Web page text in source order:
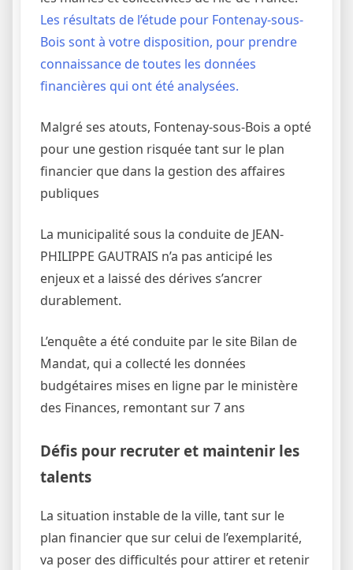
Les résultats de l’étude pour Fontenay-sous-
Bois sont à votre disposition, pour prendre
connaissance de toutes les données
financières qui ont été analysées.
Malgré ses atouts, Fontenay-sous-Bois a opté
pour une gestion risquée tant sur le plan
financier que dans la gestion des affaires
publiques
La municipalité sous la conduite de JEAN-
PHILIPPE GAUTRAIS n’a pas anticipé les
enjeux et a laissé des dérives s’ancrer
durablement.
L’enquête a été conduite par le site Bilan de
Mandat, qui a collecté les données
budgétaires mises en ligne par le ministère
des Finances, remontant sur 7 ans
Défis pour recruter et maintenir les
talents
La situation instable de la ville, tant sur le
plan financier que sur celui de l’exemplarité,
va poser des difficultés pour attirer et retenir